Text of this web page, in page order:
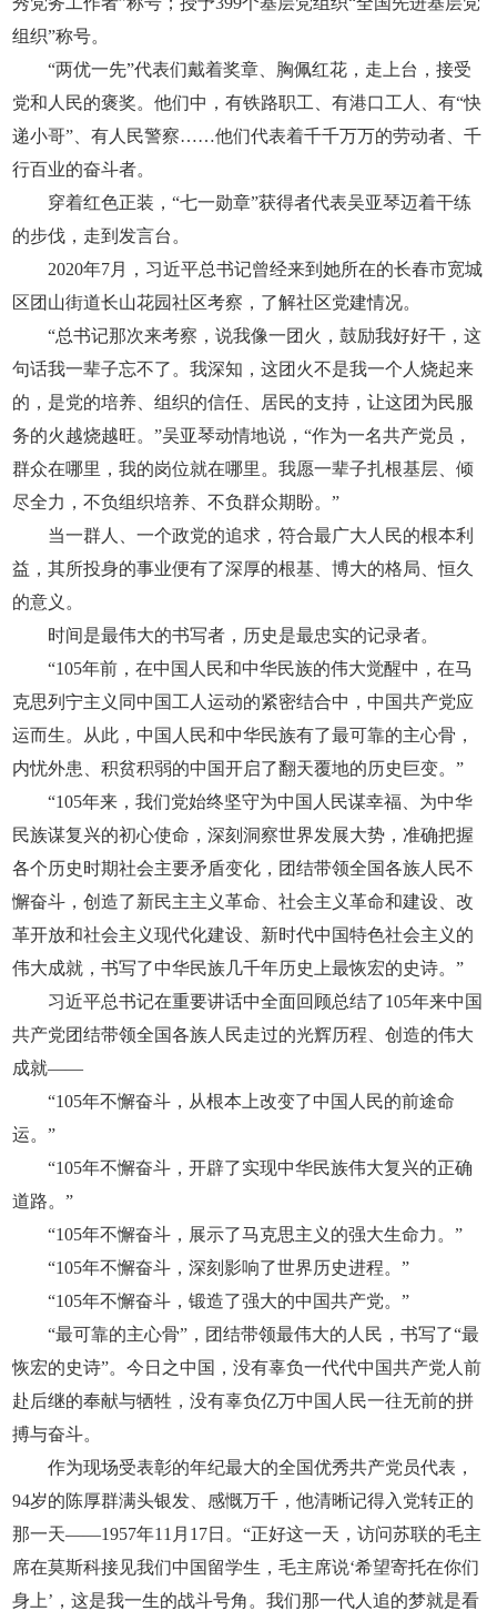
组织”称号。
“两优一先”代表们戴着奖章、胸佩红花，走上台，接受
党和人民的褒奖。他们中，有铁路职工、有港口工人、有“快
递小哥”、有人民警察……他们代表着千千万万的劳动者、千
行百业的奋斗者。
穿着红色正装，“七一勋章”获得者代表吴亚琴迈着干练
的步伐，走到发言台。
2020年7月，习近平总书记曾经来到她所在的长春市宽城
区团山街道长山花园社区考察，了解社区党建情况。
“总书记那次来考察，说我像一团火，鼓励我好好干，这
句话我一辈子忘不了。我深知，这团火不是我一个人烧起来
的，是党的培养、组织的信任、居民的支持，让这团为民服
务的火越烧越旺。”吴亚琴动情地说，“作为一名共产党员，
群众在哪里，我的岗位就在哪里。我愿一辈子扎根基层、倾
尽全力，不负组织培养、不负群众期盼。”
当一群人、一个政党的追求，符合最广大人民的根本利
益，其所投身的事业便有了深厚的根基、博大的格局、恒久
的意义。
时间是最伟大的书写者，历史是最忠实的记录者。
“105年前，在中国人民和中华民族的伟大觉醒中，在马
克思列宁主义同中国工人运动的紧密结合中，中国共产党应
运而生。从此，中国人民和中华民族有了最可靠的主心骨，
内忧外患、积贫积弱的中国开启了翻天覆地的历史巨变。”
“105年来，我们党始终坚守为中国人民谋幸福、为中华
民族谋复兴的初心使命，深刻洞察世界发展大势，准确把握
各个历史时期社会主要矛盾变化，团结带领全国各族人民不
懈奋斗，创造了新民主主义革命、社会主义革命和建设、改
革开放和社会主义现代化建设、新时代中国特色社会主义的
伟大成就，书写了中华民族几千年历史上最恢宏的史诗。”
习近平总书记在重要讲话中全面回顾总结了105年来中国
共产党团结带领全国各族人民走过的光辉历程、创造的伟大
成就——
“105年不懈奋斗，从根本上改变了中国人民的前途命
运。”
“105年不懈奋斗，开辟了实现中华民族伟大复兴的正确
道路。”
“105年不懈奋斗，展示了马克思主义的强大生命力。”
“105年不懈奋斗，深刻影响了世界历史进程。”
“105年不懈奋斗，锻造了强大的中国共产党。”
“最可靠的主心骨”，团结带领最伟大的人民，书写了“最
恢宏的史诗”。今日之中国，没有辜负一代代中国共产党人前
赴后继的奉献与牺牲，没有辜负亿万中国人民一往无前的拼
搏与奋斗。
作为现场受表彰的年纪最大的全国优秀共产党员代表，
94岁的陈厚群满头银发、感慨万千，他清晰记得入党转正的
那一天——1957年11月17日。“正好这一天，访问苏联的毛主
席在莫斯科接见我们中国留学生，毛主席说‘希望寄托在你们
身上’，这是我一生的战斗号角。我们那一代人追的梦就是看